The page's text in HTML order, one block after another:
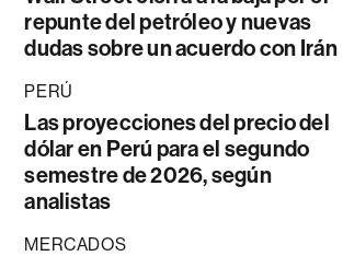
repunte del petróleo y nuevas
dudas sobre un acuerdo con Irán
PERÚ
Las proyecciones del precio del
dólar en Perú para el segundo
semestre de 2026, según
analistas
MERCADOS